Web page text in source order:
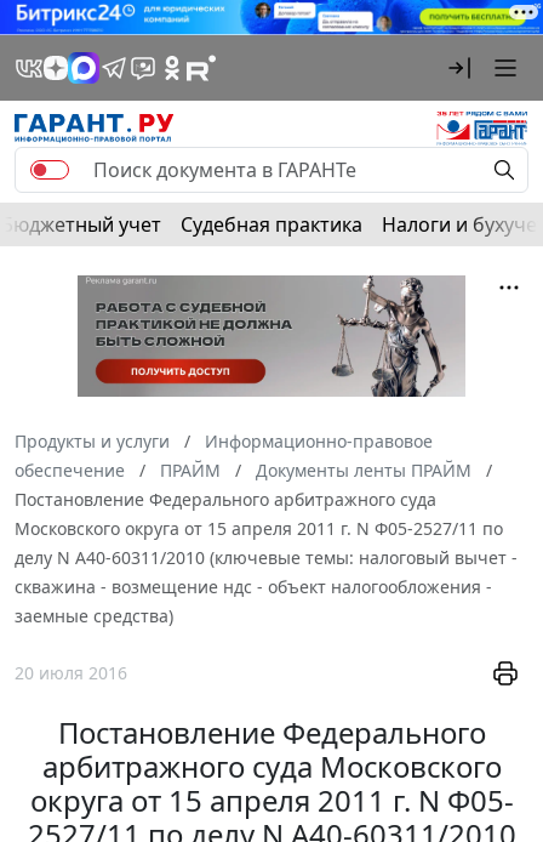
Бюджетный учет Судебная практика Налоги и
Продукты и услуги
Информационно-правовое
обеспечение
ПРАЙМ
Документы ленты ПРАЙМ
Постановление Федерального арбитражного суда
Московского округа от 15 апреля 2011 г. N Ф05-2527/11 по
делу N А40-60311/2010 (ключевые темы: налоговый вычет -
скважина - возмещение ндс - объект налогообложения -
заемные средства)
20 июля 2016
Постановление Федерального
арбитражного суда Московского
округа от 15 апреля 2011 г. N Ф05-